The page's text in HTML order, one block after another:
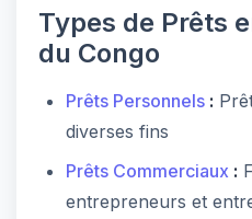
Types de Prêts
du Congo
Prêts Personnels :
diverses fins
Prêts Commerciaux :
entrepreneurs et